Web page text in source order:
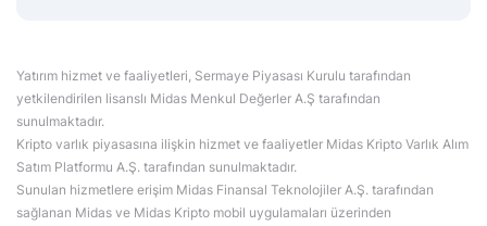
Yatırım hizmet ve faaliyetleri, Sermaye Piyasası Kurulu tarafından
yetkilendirilen lisanslı Midas Menkul Değerler A.Ş tarafından
sunulmaktadır.
Kripto varlık piyasasına ilişkin hizmet ve faaliyetler Midas Kripto Varlık Alım
Satım Platformu A.Ş. tarafından sunulmaktadır.
Sunulan hizmetlere erişim Midas Finansal Teknolojiler A.Ş. tarafından
sağlanan Midas ve Midas Kripto mobil uygulamaları üzerinden